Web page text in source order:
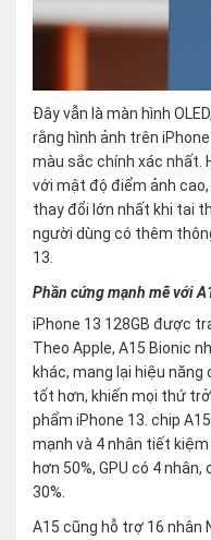
Đây vẫn là màn hình
rằng hình ảnh trên
màu sắc chính xác nhất.
với mật độ điểm ảnh
thay đổi lớn nhất khi tai
người dùng có thêm
13.
Phần cứng mạnh mẽ với
iPhone 13 128GB được
Theo Apple, A15 Bionic
khác, mang lại hiệu
tốt hơn, khiến mọi thứ
phẩm iPhone 13. chip
mạnh và 4 nhân tiết kiệm
hơn 50%, GPU có 4
30%.
A15 cũng hỗ trợ 16 nhân